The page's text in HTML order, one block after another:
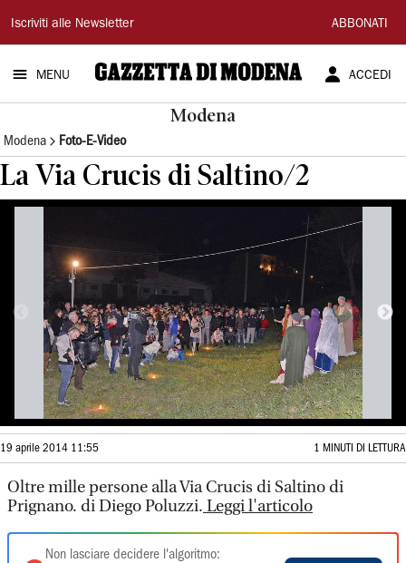
Gazzetta
di
Modena
Iscriviti alle Newsletter ABBONATI
MENU ACCEDI
Modena
Modena Foto-E-Video
La Via Crucis di Saltino/2
19 aprile 2014 11:55 1 MINUTI DI LETTURA
Oltre mille persone alla Via Crucis di Saltino di
Prignano. di Diego Poluzzi. Leggi l'articolo
Non lasciare decidere l'algoritmo: